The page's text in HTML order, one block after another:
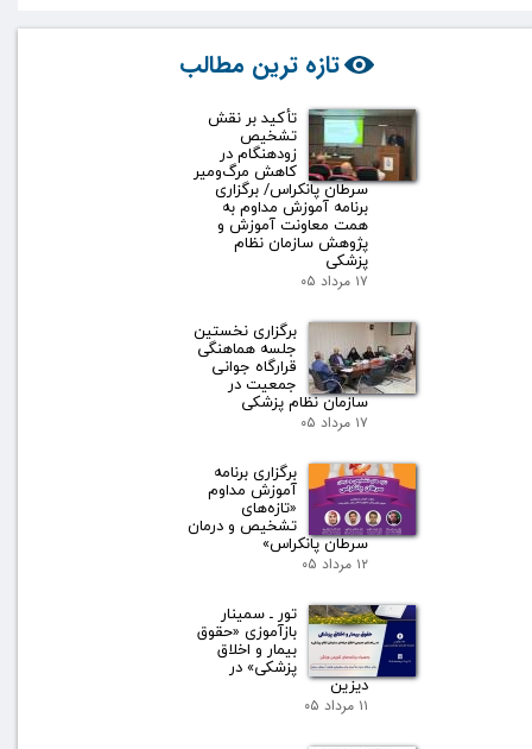
تازه ترین مطالب
تأکید بر نقش
تشخیص
زودهنگام در
کاهش مرگ‌ومیر
سرطان پانکراس/ برگزاری
برنامه آموزش مداوم به
همت معاونت آموزش و
پژوهش سازمان نظام
پزشکی
۱۷ مرداد ۰۵
برگزاری نخستین
جلسه هماهنگی
قرارگاه جوانی
جمعیت در
سازمان نظام پزشکی
۱۷ مرداد ۰۵
برگزاری برنامه
آموزش مداوم
«تازه‌های
تشخیص و درمان
سرطان پانکراس»
۱۲ مرداد ۰۵
تور ـ سمینار
بازآموزی «حقوق
بیمار و اخلاق
پزشکی» در
دیزین
۱۱ مرداد ۰۵